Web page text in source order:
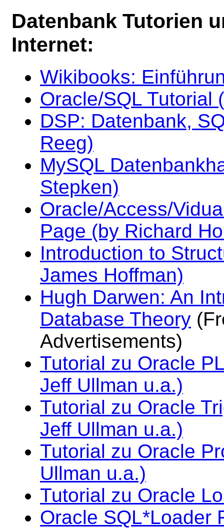
Datenbank Tutorien
Internet:
Wikibooks:
Oracle/SQL Tutorial
DSP: Datenbank,
Reeg)
MySQL
Stepken)
Oracle/Access/
Page (by Richard
Introduction to
James Hoffman)
Hugh Darwen: An
Database Theory
Advertisements)
Tutorial zu Oracle
Jeff Ullman u.a.)
Tutorial zu Oracle
Jeff Ullman u.a.)
Tutorial zu Oracle
Ullman u.a.)
Tutorial zu Oracle
Oracle SQL*Loader